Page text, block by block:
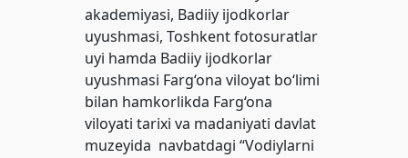
akademiyasi, Badiiy ijodkorlar
uyushmasi, Toshkent fotosuratlar
uyi hamda Badiiy ijodkorlar
uyushmasi Farg‘ona viloyat bo‘limi
bilan hamkorlikda Farg‘ona
viloyati tarixi va madaniyati davlat
muzeyida navbatdagi “Vodiylarni